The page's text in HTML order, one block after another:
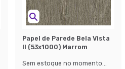
Papel de Parede Bela Vista
ll (53x1000) Marrom
Sem estoque no momento...